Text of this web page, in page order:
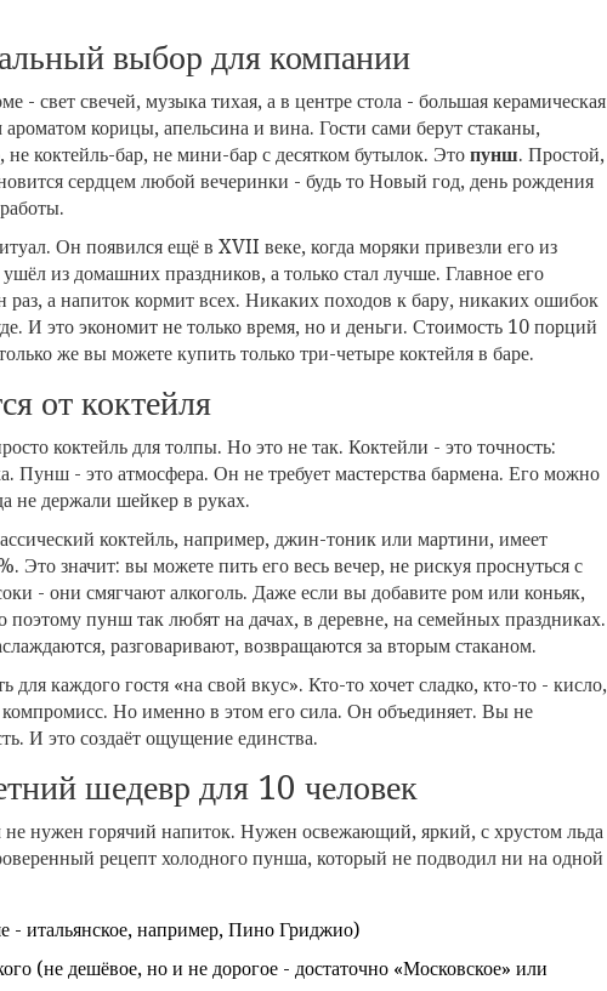
выбор для компании
- свет свечей, музыка тихая, а в центре стола - большая керамическая
ароматом корицы, апельсина и вина. Гости сами берут стаканы,
коктейль-бар, не мини-бар с десятком бутылок. Это пунш. Простой,
сердцем любой вечеринки - будь то Новый год, день рождения
Он появился ещё в XVII веке, когда моряки привезли его из
из домашних праздников, а только стал лучше. Главное его
а напиток кормит всех. Никаких походов к бару, никаких ошибок
И это экономит не только время, но и деньги. Стоимость 10 порций
же вы можете купить только три-четыре коктейля в баре.
от коктейля
коктейль для толпы. Но это не так. Коктейли - это точность:
Пунш - это атмосфера. Он не требует мастерства бармена. Его можно
не держали шейкер в руках.
коктейль, например, джин-тоник или мартини, имеет
значит: вы можете пить его весь вечер, не рискуя проснуться с
- они смягчают алкоголь. Даже если вы добавите ром или коньяк,
пунш так любят на дачах, в деревне, на семейных праздниках.
разговаривают, возвращаются за вторым стаканом.
каждого гостя «на свой вкус». Кто-то хочет сладко, кто-то - кисло,
Но именно в этом его сила. Он объединяет. Вы не
И это создаёт ощущение единства.
шедевр для 10 человек
не нужен горячий напиток. Нужен освежающий, яркий, с хрустом льда
рецепт холодного пунша, который не подводил ни на одной
- итальянское, например, Пино Гриджио)
(не дешёвое, но и не дорогое - достаточно «Московское» или